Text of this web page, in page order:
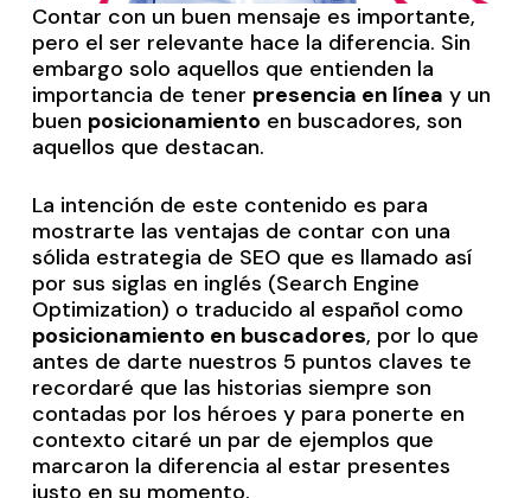
Contar con un buen mensaje es importante,
pero el ser relevante hace la diferencia. Sin
embargo solo aquellos que entienden la
importancia de tener presencia en línea y un
buen posicionamiento en buscadores, son
aquellos que destacan.
La intención de este contenido es para
mostrarte las ventajas de contar con una
sólida estrategia de SEO que es llamado así
por sus siglas en inglés (Search Engine
Optimization) o traducido al español como
posicionamiento en buscadores, por lo que
antes de darte nuestros 5 puntos claves te
recordaré que las historias siempre son
contadas por los héroes y para ponerte en
contexto citaré un par de ejemplos que
marcaron la diferencia al estar presentes
justo en su momento.